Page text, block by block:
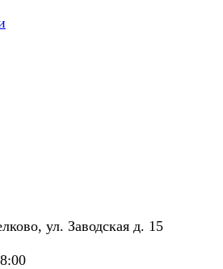
ул. Заводская д. 15